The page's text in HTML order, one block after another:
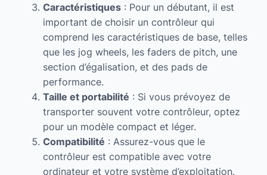
Caractéristiques : Pour un débutant, il est
important de choisir un contrôleur qui
comprend les caractéristiques de base, telles
que les jog wheels, les faders de pitch, une
section d’égalisation, et des pads de
performance.
Taille et portabilité : Si vous prévoyez de
transporter souvent votre contrôleur, optez
pour un modèle compact et léger.
Compatibilité : Assurez-vous que le
contrôleur est compatible avec votre
ordinateur et votre système d’exploitation.